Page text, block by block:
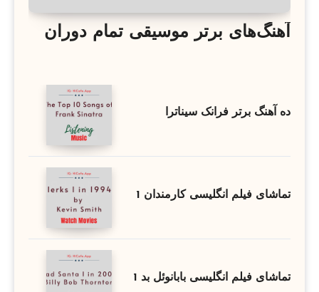
آهنگ‌های برتر موسیقی تمام دوران
ده آهنگ برتر فرانک سیناترا
تماشای فیلم انگلیسی کارمندان 1
تماشای فیلم انگلیسی بابانوئل بد 1